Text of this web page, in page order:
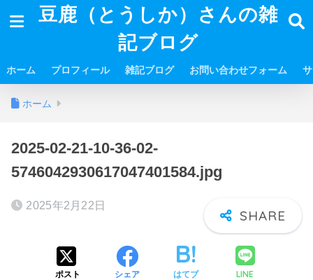
豆鹿（とうしか）さんの雑
記ブログ
ホーム プロフィール 雑記ブログ お問い合わせフォーム
ホーム
2025-02-21-10-36-02-
5746042930617047401584.jpg
2025年2月22日
ポスト シェア はてブ LINE